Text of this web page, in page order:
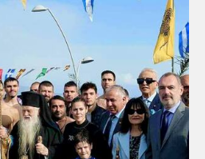
Αγίων Θεοφανείων
Καλαβρύτων και Αιγιαλείας